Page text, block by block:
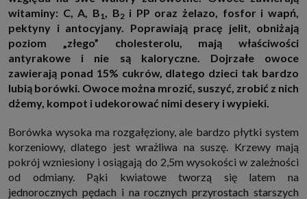
http://www.sagier.pl/
Jeżeli wyrazisz zgodę, o którą wyżej prosimy, administratorami Twoich
danych osobowych będą także nasi Zaufani Partnerzy. Listę Zaufanych
Partnerów możesz sprawdzić w każdym momencie na stronie naszej
polityki prywatnościi tam też zmodyfikować lub cofnąć swoje zgody.
Podstawa i cel przetwarzania
Twoje dane przetwarzamy w następujących celach:
1. Jeśli zawieramy z Tobą umowę o realizację danej usługi (np. usługi
Twoje dane w zakresie niezbędnym do realizacji tej umowy.
2. Zapewnianie bezpieczeństwa usługi (np. sprawdzenie, czy do Twojego
konta nie loguje się nieuprawniona osoba), dokonanie pomiarów
statystycznych, ulepszanie naszych usług i dopasowanie ich do potrzeb i
wygody użytkowników (np. personalizowanie treści w usługach), jak
również prowadzenie marketingu i promocji własnych usług (np. jeśli
witaminy: C, A, B1 , B2i PP oraz żelazo, fosfor i wapń,
pektyny i antocyjany. Poprawiają pracę jelit, obniżają
poziom „złego” cholesterolu, mają właściwości
antyrakowe i nie są kaloryczne. Dojrzałe owoce
zawierają ponad 15% cukrów, dlatego dzieci tak bardzo
lubią borówki. Owoce można mrozić, suszyć, zrobić z nich
dżemy, kompot i udekorować nimi desery i wypieki.
Borówka wysoka ma rozgałęziony, ale bardzo płytki system
korzeniowy, dlatego jest wrażliwa na suszę. Krzewy mają
pokrój wzniesiony i osiągają do 2,5m wysokości w zależności
od odmiany. Pąki kwiatowe tworzą się latem na
jednorocznych pędach i na rocznych przyrostach starszych